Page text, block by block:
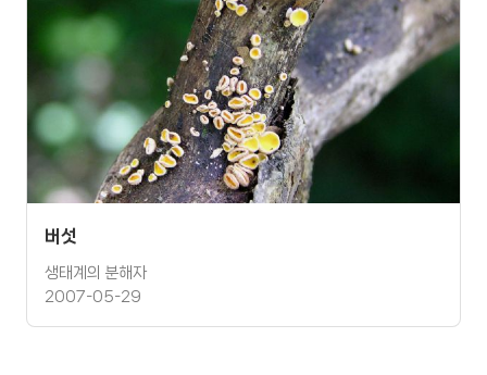
버섯
생태계의 분해자
2007-05-29